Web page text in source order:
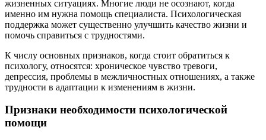
жизненных ситуациях. Многие люди не осознают, когда
именно им нужна помощь специалиста. Психологическая
поддержка может существенно улучшить качество жизни и
помочь справиться с трудностями.
К числу основных признаков, когда стоит обратиться к
психологу, относятся: хроническое чувство тревоги,
депрессия, проблемы в межличностных отношениях, а также
трудности в адаптации к изменениям в жизни.
Признаки необходимости психологической
помощи